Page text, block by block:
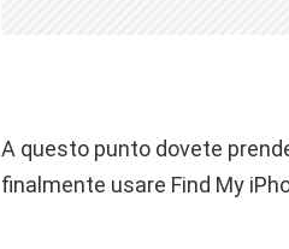
A questo punto dovete
finalmente usare Find My